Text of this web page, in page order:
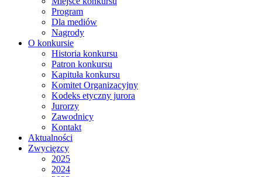
Program
Dla mediów
Nagrody
O konkursie
Historia konkursu
Patron konkursu
Kapituła konkursu
Komitet Organizacyjny
Kodeks etyczny jurora
Jurorzy
Zawodnicy
Kontakt
Aktualności
Zwycięzcy
2025
2024